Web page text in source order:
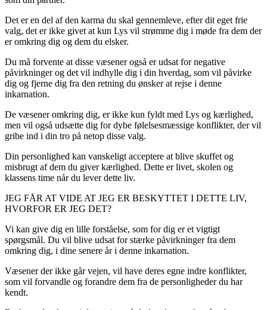
Det er en del af den karma du skal gennemleve, efter dit eget frie
valg, det er ikke givet at kun Lys vil strømme dig i møde fra dem der
er omkring dig og dem du elsker.
Du må forvente at disse væsener også er udsat for negative
påvirkninger og det vil indhylle dig i din hverdag, som vil påvirke
dig og fjerne dig fra den retning du ønsker at rejse i denne
inkarnation.
De væsener omkring dig, er ikke kun fyldt med Lys og kærlighed,
men vil også udsætte dig for dybe følelsesmæssige konflikter, der vil
gribe ind i din tro på netop disse valg.
Din personlighed kan vanskeligt acceptere at blive skuffet og
misbrugt af dem du giver kærlighed. Dette er livet, skolen og
klassens time når du lever dette liv.
JEG FÅR AT VIDE AT JEG ER BESKYTTET I DETTE LIV,
HVORFOR ER JEG DET?
Vi kan give dig en lille forståelse, som for dig er et vigtigt
spørgsmål. Du vil blive udsat for stærke påvirkninger fra dem
omkring dig, i dine senere år i denne inkarnation.
Væsener der ikke går vejen, vil have deres egne indre konflikter,
som vil forvandle og forandre dem fra de personligheder du har
kendt.